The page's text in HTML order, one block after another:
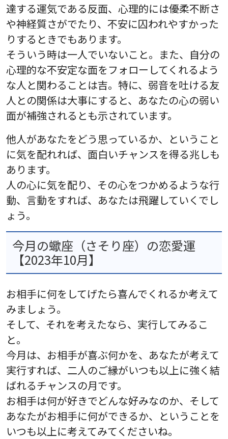
達する運気である反面、心理的には優柔不断さ
や神経質さがでたり、不安に囚われやすかった
りするときでもあります。
そういう時は一人でいないこと。また、自分の
心理的な不安定な面をフォローしてくれるよう
な人と関わることは吉。特に、弱音を吐ける友
人との関係は大事にすると、あなたの心の弱い
面が補強されるとも示されています。
他人があなたをどう思っているか、ということ
に気を配れれば、面白いチャンスを得る兆しも
あります。
人の心に気を配り、その心をつかめるような行
動、言動をすれば、あなたは飛躍していくでし
ょう。
今月の蠍座（さそり座）の恋愛運
【2023年10月】
お相手に何をしてげたら喜んでくれるか考えて
みましょう。
そして、それを考えたなら、実行してみるこ
と。
今月は、お相手が喜ぶ何かを、あなたが考えて
実行すれば、二人のご縁がいつも以上に強く結
ばれるチャンスの月です。
お相手は何が好きでどんな好みなのか、そして
あなたがお相手に何ができるか、ということを
いつも以上に考えてみてくださいね。